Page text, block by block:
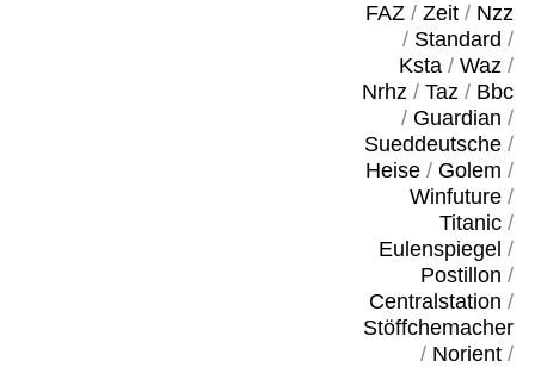
FAZ/ Zeit/ Nzz
/ Standard /
Ksta/ Waz/
Nrhz/ Taz/ Bbc
/ Guardian /
Sueddeutsche/
Heise/ Golem /
Winfuture/
Titanic/
Eulenspiegel /
Postillon /
Centralstation /
Stöffchemacher
/ Norient/